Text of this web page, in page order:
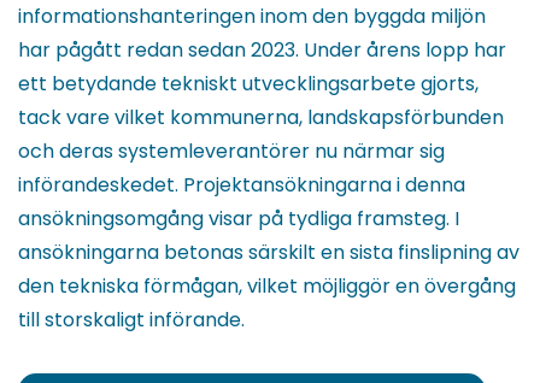
informationshanteringen inom den byggda miljön
har pågått redan sedan 2023. Under årens lopp har
ett betydande tekniskt utvecklingsarbete gjorts,
tack vare vilket kommunerna, landskapsförbunden
och deras systemleverantörer nu närmar sig
införandeskedet. Projektansökningarna i denna
ansökningsomgång visar på tydliga framsteg. I
ansökningarna betonas särskilt en sista finslipning av
den tekniska förmågan, vilket möjliggör en övergång
till storskaligt införande.